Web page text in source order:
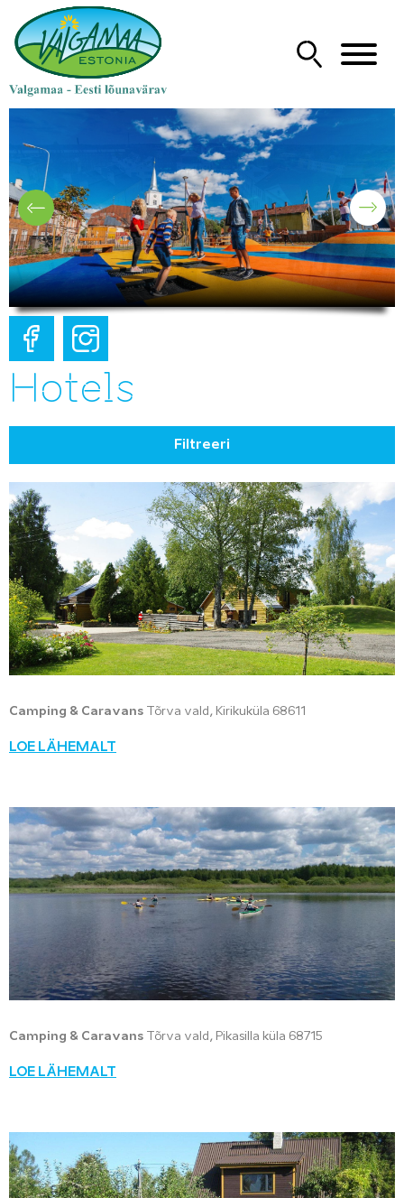
Hotels
Filtreeri
Camping & Caravans Tõrva vald, Kirikuküla 68611
LOE LÄHEMALT
Camping & Caravans Tõrva vald, Pikasilla küla 68715
LOE LÄHEMALT